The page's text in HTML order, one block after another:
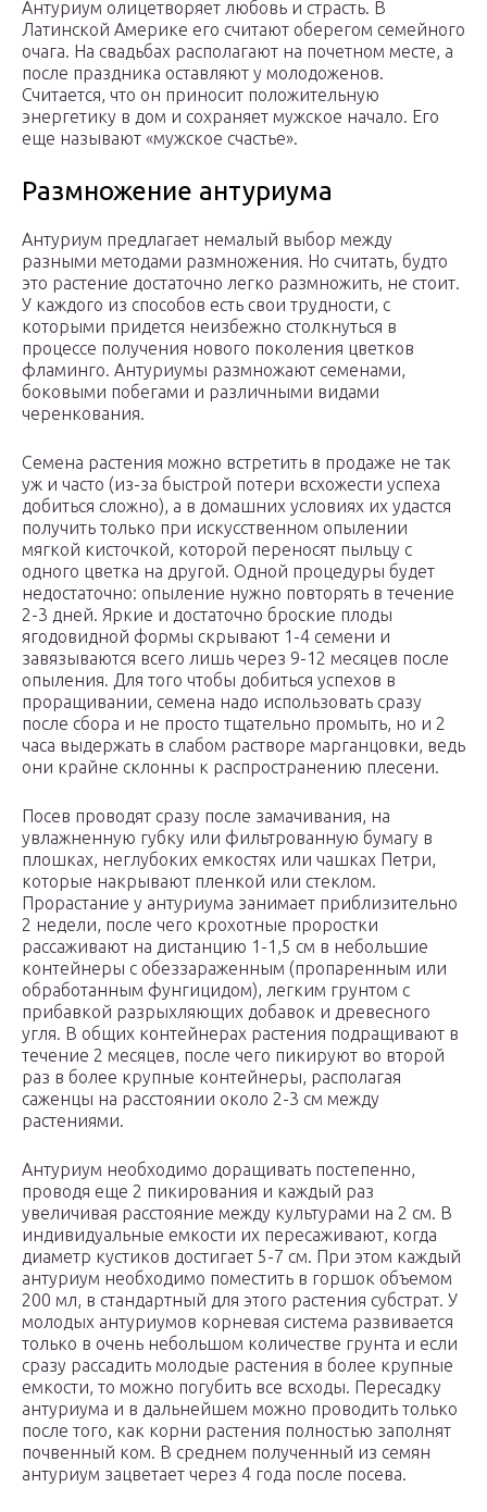
Антуриум олицетворяет любовь и страсть. В
Латинской Америке его считают оберегом семейного
очага. На свадьбах располагают на почетном месте, а
после праздника оставляют у молодоженов.
Считается, что он приносит положительную
энергетику в дом и сохраняет мужское начало. Его
еще называют «мужское счастье».
Размножение антуриума
Антуриум предлагает немалый выбор между
разными методами размножения. Но считать, будто
это растение достаточно легко размножить, не стоит.
У каждого из способов есть свои трудности, с
которыми придется неизбежно столкнуться в
процессе получения нового поколения цветков
фламинго. Антуриумы размножают семенами,
боковыми побегами и различными видами
черенкования.
Семена растения можно встретить в продаже не так
уж и часто (из-за быстрой потери всхожести успеха
добиться сложно), а в домашних условиях их удастся
получить только при искусственном опылении
мягкой кисточкой, которой переносят пыльцу с
одного цветка на другой. Одной процедуры будет
недостаточно: опыление нужно повторять в течение
2-3 дней. Яркие и достаточно броские плоды
ягодовидной формы скрывают 1-4 семени и
завязываются всего лишь через 9-12 месяцев после
опыления. Для того чтобы добиться успехов в
проращивании, семена надо использовать сразу
после сбора и не просто тщательно промыть, но и 2
часа выдержать в слабом растворе марганцовки, ведь
они крайне склонны к распространению плесени.
Посев проводят сразу после замачивания, на
увлажненную губку или фильтрованную бумагу в
плошках, неглубоких емкостях или чашках Петри,
которые накрывают пленкой или стеклом.
Прорастание у антуриума занимает приблизительно
2 недели, после чего крохотные проростки
рассаживают на дистанцию 1-1,5 см в небольшие
контейнеры с обеззараженным (пропаренным или
обработанным фунгицидом), легким грунтом с
прибавкой разрыхляющих добавок и древесного
угля. В общих контейнерах растения подращивают в
течение 2 месяцев, после чего пикируют во второй
раз в более крупные контейнеры, располагая
саженцы на расстоянии около 2-3 см между
растениями.
Антуриум необходимо доращивать постепенно,
проводя еще 2 пикирования и каждый раз
увеличивая расстояние между культурами на 2 см. В
индивидуальные емкости их пересаживают, когда
диаметр кустиков достигает 5-7 см. При этом каждый
антуриум необходимо поместить в горшок объемом
200 мл, в стандартный для этого растения субстрат. У
молодых антуриумов корневая система развивается
только в очень небольшом количестве грунта и если
сразу рассадить молодые растения в более крупные
емкости, то можно погубить все всходы. Пересадку
антуриума и в дальнейшем можно проводить только
после того, как корни растения полностью заполнят
почвенный ком. В среднем полученный из семян
антуриум зацветает через 4 года после посева.